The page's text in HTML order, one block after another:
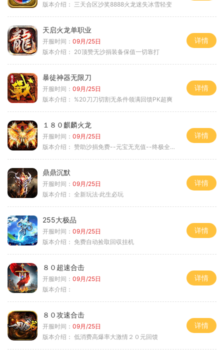
版本介绍： 三天合区沙奖8888火龙迷失冰雪轻变
天启火龙单职业
开服时间： 09月/25日
版本介绍： 20顶赞无沙捐装备保值一切靠打
详情
暴徒神器无限刀
开服时间： 09月/25日
版本介绍： %20刀刀切割无条件领满回馈PK超爽
详情
１８０麒麟火龙
开服时间： 09月/25日
版本介绍： 赞助沙捐免费--元宝无充值--终极全靠打
详情
鼎鼎沉默
开服时间： 09月/25日
版本介绍： 全新玩法·此生必玩
详情
255大极品
开服时间： 09月/25日
版本介绍： 免费自动捡取回収挂机
详情
８０超速合击
开服时间： 09月/25日
版本介绍：
详情
８０攻速合击
开服时间： 09月/25日
版本介绍： 低消费高爆率大激情２０元回馈
详情